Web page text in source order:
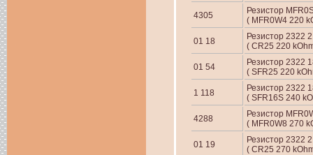
4305
Резистор
( MFR0W4 220
01 18
Резистор 2322
( CR25 220
01 54
Резистор 2322
( SFR25 220
1 118
Резистор 2322
( SFR16S 240
4288
Резистор
( MFR0W8 270
01 19
Резистор 2322
( CR25 270